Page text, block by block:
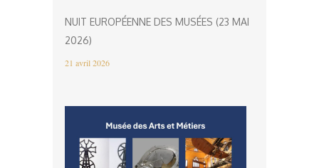
NUIT EUROPÉENNE DES MUSÉES (23 MAI
2026)
21 avril 2026